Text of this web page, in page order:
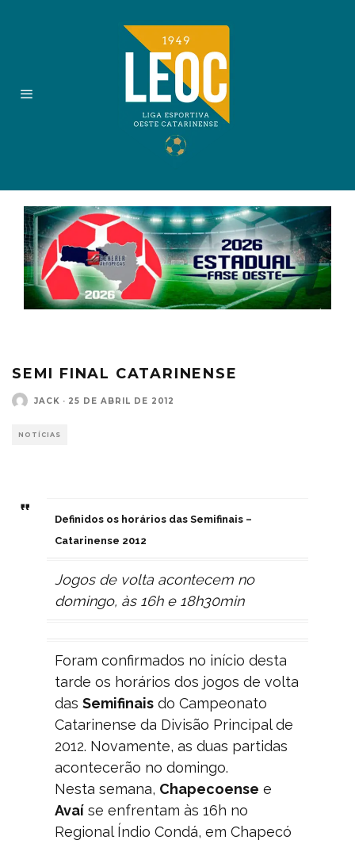
SEMI FINAL CATARINENSE
JACK · 25 DE ABRIL DE 2012
NOTÍCIAS
Definidos os horários das Semifinais –
Catarinense 2012
Jogos de volta acontecem no
domingo, às 16h e 18h30min
Foram confirmados no início desta
tarde os horários dos jogos de volta
das Semifinaisdo Campeonato
Catarinense da Divisão Principal de
2012. Novamente, as duas partidas
acontecerão no domingo.
Nesta semana, Chapecoense e
Avaíse enfrentam às 16h no
Regional Índio Condá, em Chapecó